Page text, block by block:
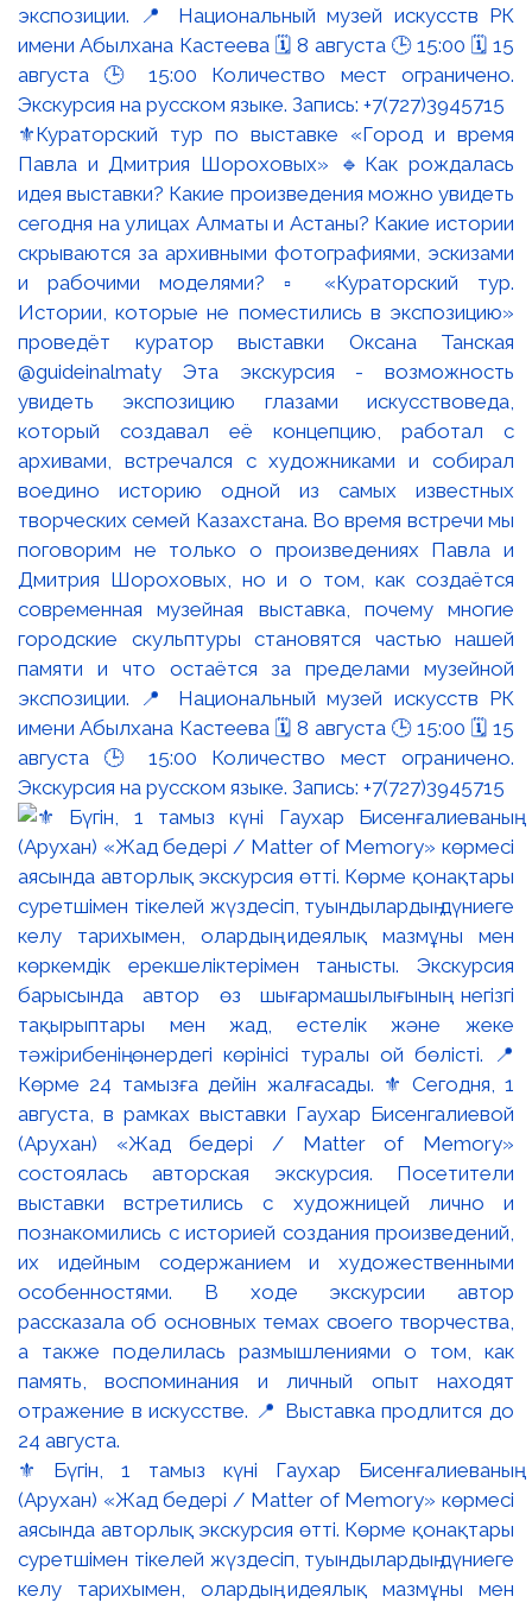
⚜️Кураторский тур по выставке «Город и время
Павла и Дмитрия Шороховых» 🔹Как рождалась
идея выставки? Какие произведения можно увидеть
сегодня на улицах Алматы и Астаны? Какие истории
скрываются за архивными фотографиями, эскизами
и рабочими моделями? ▫️ «Кураторский тур.
Истории, которые не поместились в экспозицию»
проведёт куратор выставки Оксана Танская
@guideinalmaty Эта экскурсия - возможность
увидеть экспозицию глазами искусствоведа,
который создавал её концепцию, работал с
архивами, встречался с художниками и собирал
воедино историю одной из самых известных
творческих семей Казахстана. Во время встречи мы
поговорим не только о произведениях Павла и
Дмитрия Шороховых, но и о том, как создаётся
современная музейная выставка, почему многие
городские скульптуры становятся частью нашей
памяти и что остаётся за пределами музейной
экспозиции. 📍 Национальный музей искусств РК
имени Абылхана Кастеева 🗓 8 августа 🕒 15:00 🗓 15
августа 🕒 15:00 Количество мест ограничено.
Экскурсия на русском языке. Запись: +7(727)3945715
⚜️ Бүгін, 1 тамыз күні Гаухар Бисенғалиеваның
(Арухан) «Жад бедері / Matter of Memory» көрмесі
аясында авторлық экскурсия өтті. Көрме қонақтары
суретшімен тікелей жүздесіп, туындылардың дүниеге
келу тарихымен, олардың идеялық мазмұны мен